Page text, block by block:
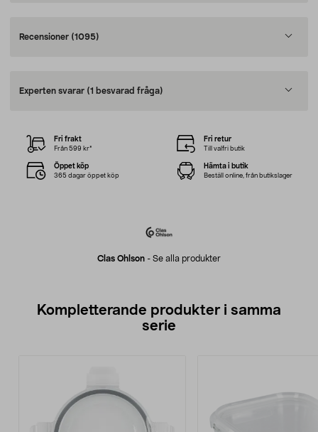
Recensioner (1095)
Experten svarar (1 besvarad fråga)
Clas Ohlson - Se alla produkter
Fri frakt
Från 599 kr*
Fri retur
Till valfri butik
Öppet köp
365 dagar öppet köp
Hämta i butik
Beställ online, från butikslager
Kompletterande produkter i samma
serie